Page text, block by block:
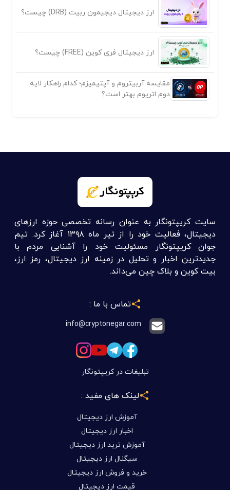
ارز دیجیتال دیجیمون ربیت (DRB) چیست؟
ارز دیجیتال فری کوین (FREE) چیست؟
مقایسه آربیتروم و آپتیمیزم؛ کدام راهکار لایه
دوم اتریوم بهتر است؟
سایت کریپتونگار به عنوان رسانه تخصصی حوزه ارزهای
دیجیتال، فعالیت خود را از تیر ماه ۱۳۹۸ آغاز کرد. تیم
جوان کریپتونگار مسئولیت خود را آشنایی مردم با
جدیدترین اخبار و تحلیل در زمینه ارز دیجیتال، رمز ارز،
بیت کوین و بلاک چین می‌داند.
تماس با ما :
info@cryptonegar.com
تبلیغات در کریپتونگار
لینک های مفید :
آموزش ارز دیجیتال
اخبار ارز دیجیتال
آموزش ترید ارز دیجیتال
سیگنال ارز دیجیتال
خرید و فروش ارز دیجیتال
قیمت ارز دیجیتال